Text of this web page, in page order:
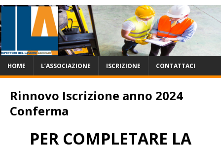
HOME L’ASSOCIAZIONE ISCRIZIONE CONTATTACI
Rinnovo Iscrizione anno 2024
Conferma
PER COMPLETARE LA